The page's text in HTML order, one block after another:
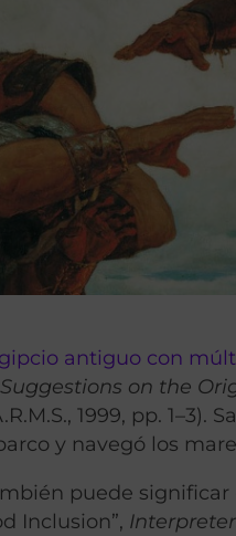
antiguo con
Suggestions on the
1999, pp.
y navegó los
puede significar
Inclusion”,